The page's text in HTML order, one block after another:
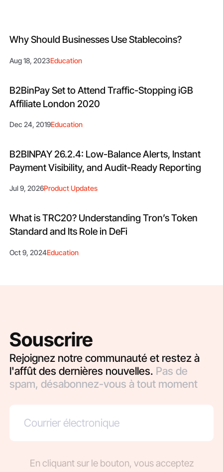
Why Should Businesses Use Stablecoins?
Aug 18, 2023Education
B2BinPay Set to Attend Traffic-Stopping iGB
Affiliate London 2020
Dec 24, 2019Education
B2BINPAY 26.2.4: Low-Balance Alerts, Instant
Payment Visibility, and Audit-Ready Reporting
Jul 9, 2026Product Updates
What is TRC20? Understanding Tron’s Token
Standard and Its Role in DeFi
Oct 9, 2024Education
Souscrire
Rejoignez notre communauté et restez à
l'affût des dernières nouvelles. Pas de
spam, désabonnez-vous à tout moment
En cliquant sur le bouton, vous acceptez